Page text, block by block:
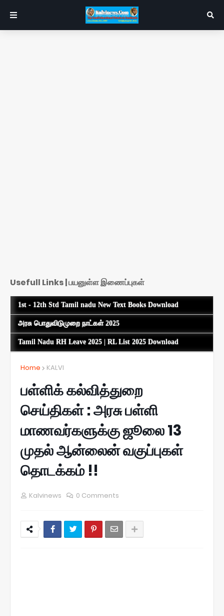
Usefull Links | பயனுள்ள இணைப்புகள்
1st - 12th Std Tamil nadu New Text Books Download
அரசு பொதுவிடுமுறை நாட்கள் 2025
Tamil Nadu RH Leave 2025 | RL List 2025 Download
Home KALVI
பள்ளிக் கல்வித்துறை
செய்திகள் : அரசு பள்ளி
மாணவர்களுக்கு ஜூலை 13
முதல் ஆன்லைன் வகுப்புகள்
தொடக்கம் !!
Kalvinews 0 Comments